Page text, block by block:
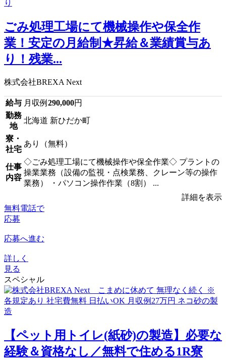
ごみ処理工場にて機械操作や保全作
業！安定の月給制★昇給＆業績賞与あ
り！残業...
株式会社BREXA Next
給与 月収例 290,000円
勤務
地
北海道 新ひだか町
寮・
社宅
あり（無料）
仕事
内容
◇ごみ処理工場にて機械操作や保全作業◇ プラントの
操業業務（設備の監視・点検業務、クレーン等の操作
業務） ・パソコン操作作業（8割） ...
詳細を表示
無料電話で
応募
応募へ進む
詳しく
見る
スペシャル
【ペット用トイレ(紙砂)の製造】必要な
経験＆資格なし／無料で住める1R寮